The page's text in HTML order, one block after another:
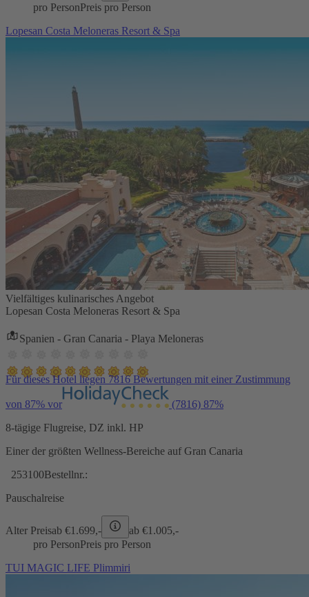
pro PersonPreis pro Person
Lopesan Costa Meloneras Resort & Spa
Vielfältiges kulinarisches Angebot
Lopesan Costa Meloneras Resort & Spa
Spanien - Gran Canaria - Playa Meloneras
Für dieses Hotel liegen 7816 Bewertungen mit einer Zustimmung
von 87% vor (7816) 87%
8-tägige Flugreise, DZ inkl. HP
Einer der größten Wellness-Bereiche auf Gran Canaria
253100Bestellnr.:
Pauschalreise
Alter Preisab €1.699,- ab €1.005,-
pro PersonPreis pro Person
TUI MAGIC LIFE Plimmiri